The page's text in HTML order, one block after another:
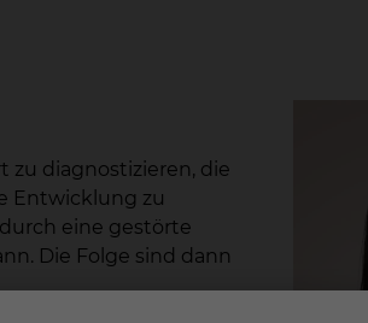
zu diagnostizieren, die
Entwicklung zu
eine gestörte
Die Folge sind dann